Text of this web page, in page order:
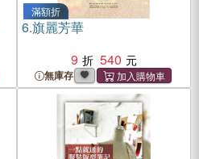
滿額折
6.旗麗芳華
9
540
無庫存